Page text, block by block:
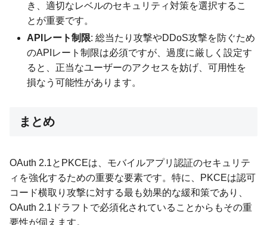
き、適切なレベルのセキュリティ対策を選択するこ
とが重要です。
APIレート制限: 総当たり攻撃やDDoS攻撃を防ぐため
のAPIレート制限は必須ですが、過度に厳しく設定す
ると、正当なユーザーのアクセスを妨げ、可用性を
損なう可能性があります。
まとめ
OAuth 2.1とPKCEは、モバイルアプリ認証のセキュリテ
ィを強化するための重要な要素です。特に、PKCEは認可
コード横取り攻撃に対する最も効果的な緩和策であり、
OAuth 2.1ドラフトで必須化されていることからもその重
要性が伺えます。